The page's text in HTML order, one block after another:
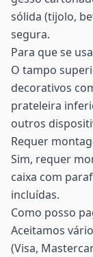
sólida (tijolo,
segura.
Para que se
O tampo
decorativos
prateleira
outros
Requer
Sim, requer
caixa com
incluídas.
Como posso
Aceitamos
(Visa,